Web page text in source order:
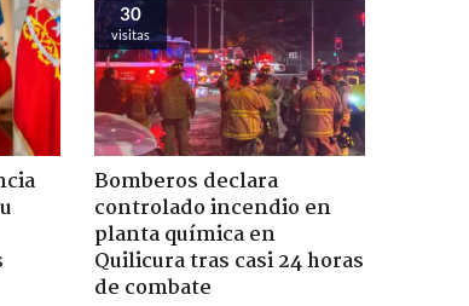
30
visitas
Bomberos declara
controlado incendio en
planta química en
Quilicura tras casi 24 horas
de combate